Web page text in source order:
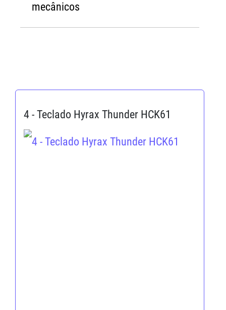
mecânicos
4 - Teclado Hyrax Thunder HCK61